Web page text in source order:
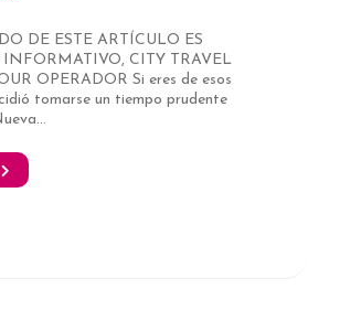
DE ESTE ARTÍCULO ES
CITY TRAVEL
OPERADOR Si eres de esos
tomarse un tiempo prudente